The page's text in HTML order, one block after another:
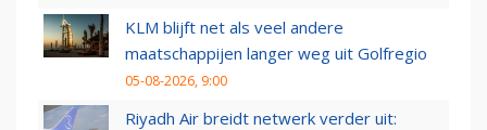
KLM blijft net als veel andere
maatschappijen langer weg uit Golfregio
05-08-2026, 9:00
Riyadh Air breidt netwerk verder uit: